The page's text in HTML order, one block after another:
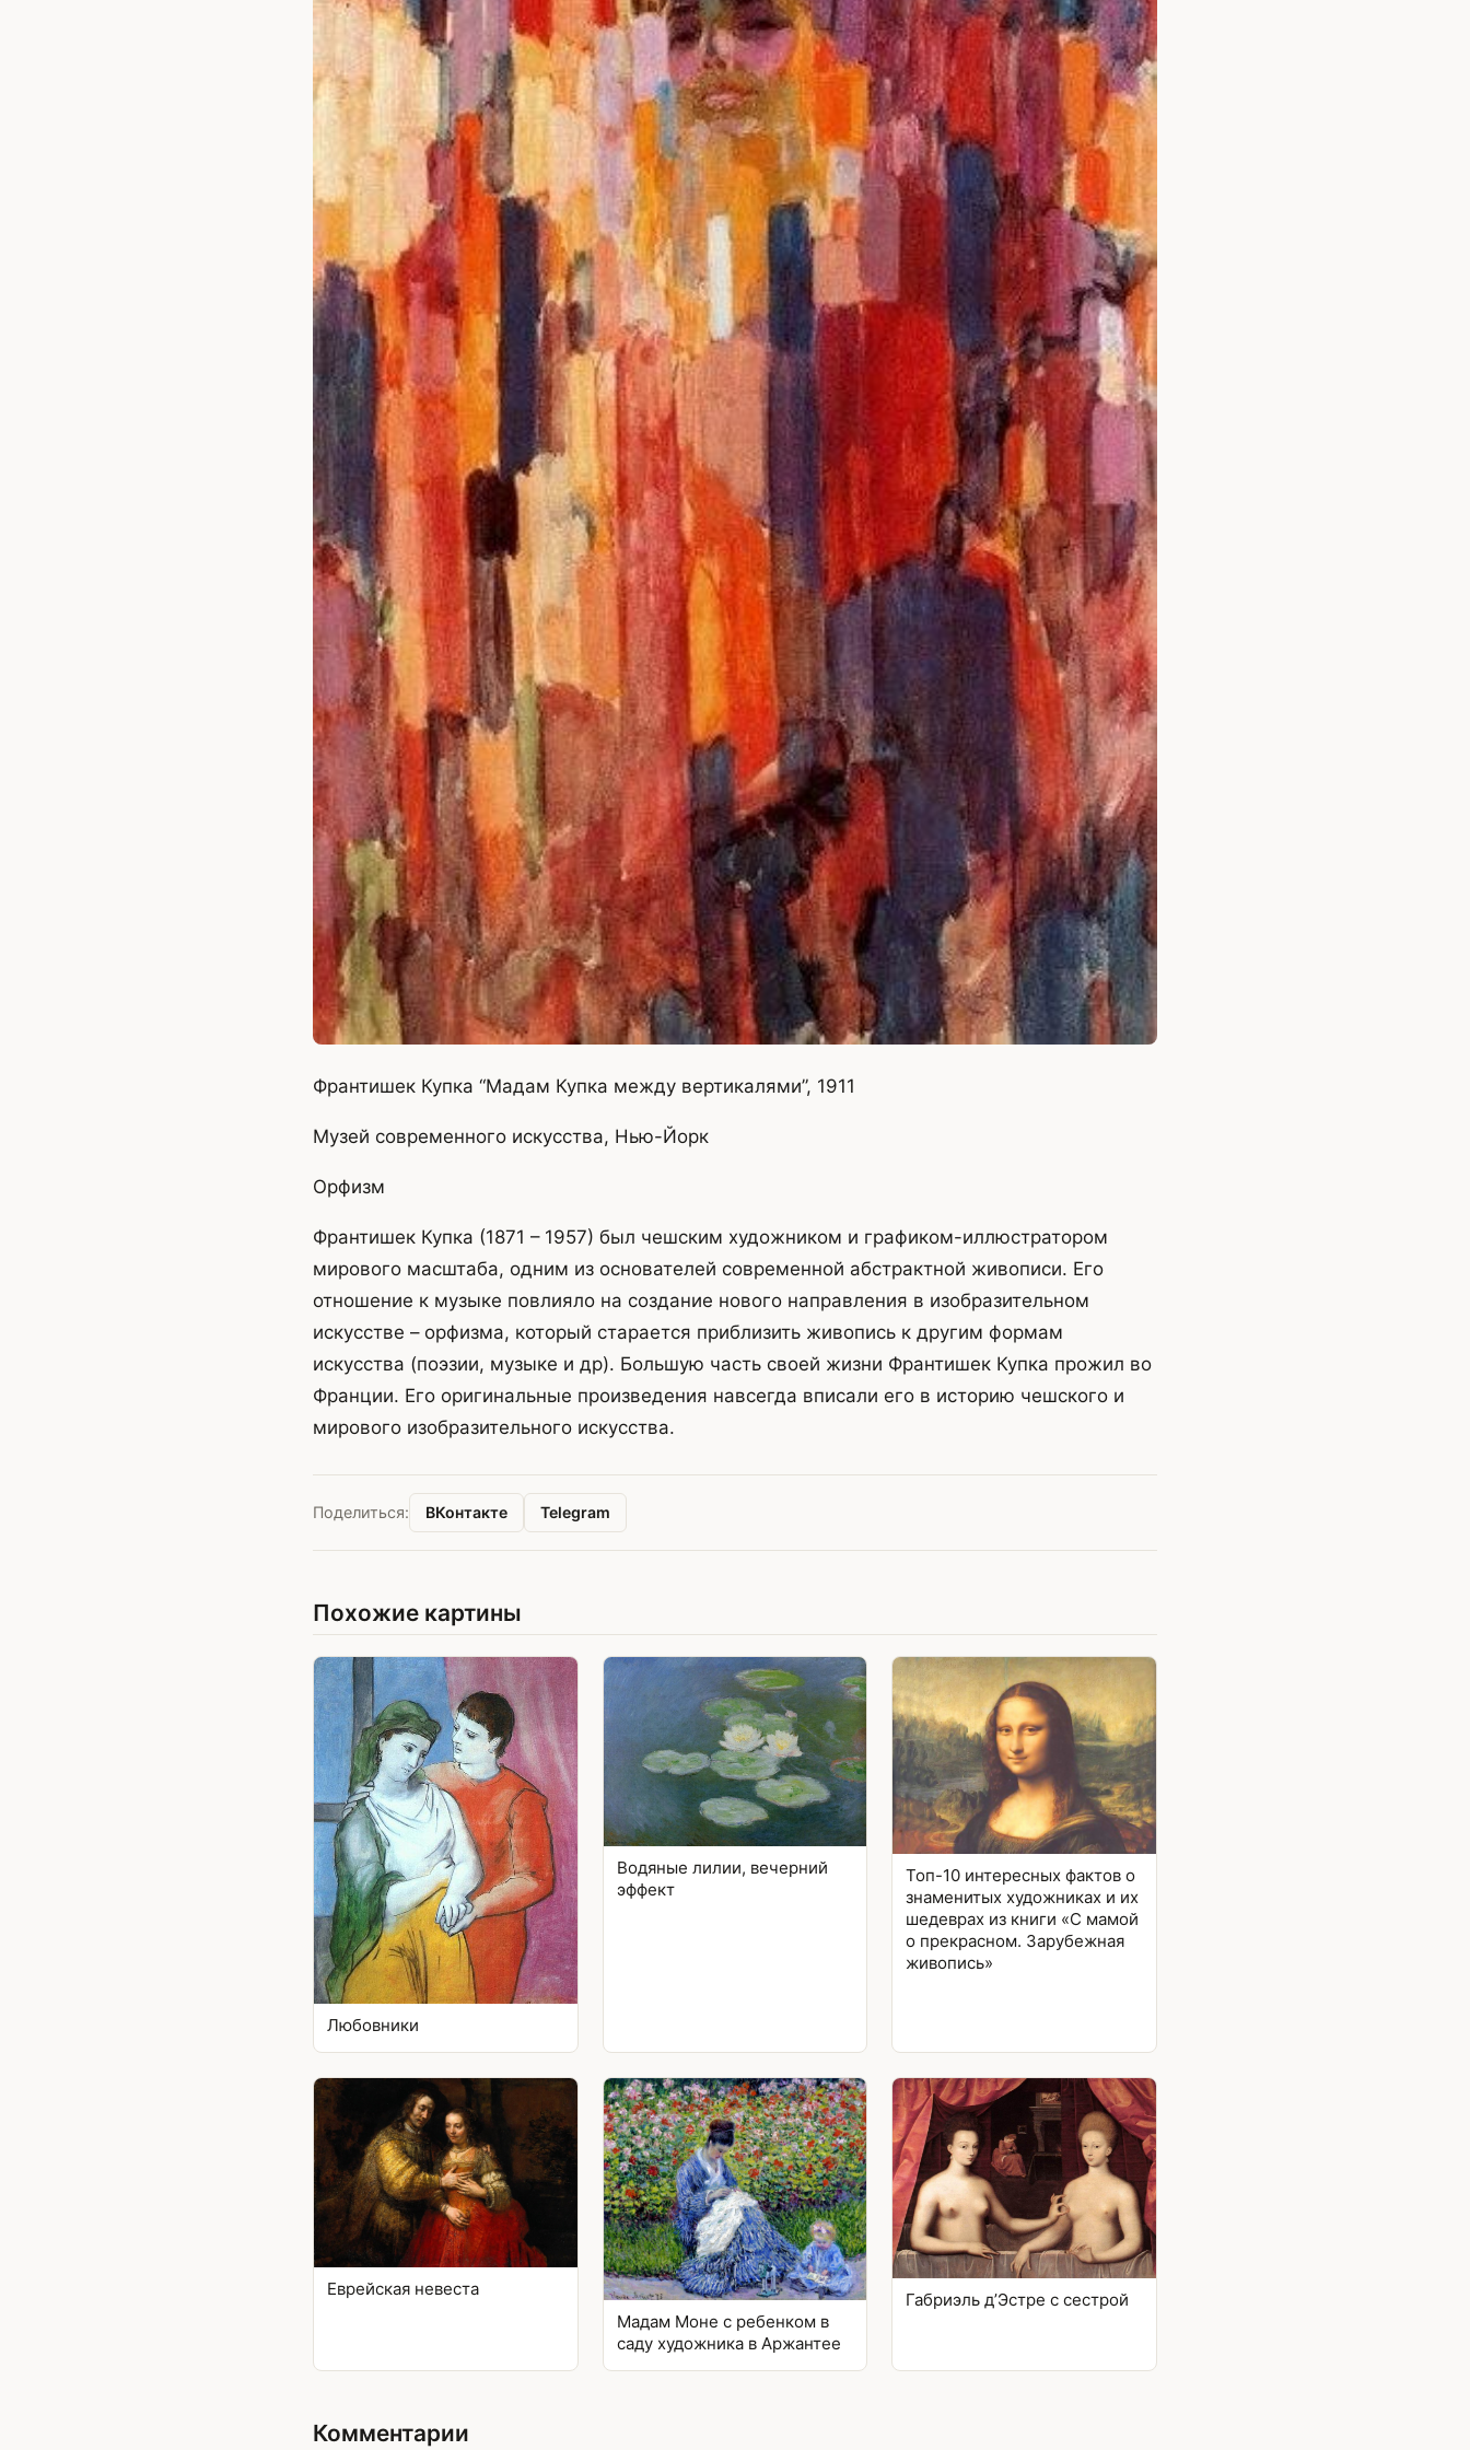
Франтишек Купка “Мадам Купка между вертикалями”, 1911
Музей современного искусства, Нью-Йорк
Орфизм
Франтишек Купка (1871 – 1957) был чешским художником и графиком-иллюстратором
мирового масштаба, одним из основателей современной абстрактной живописи. Его
отношение к музыке повлияло на создание нового направления в изобразительном
искусстве – орфизма, который старается приблизить живопись к другим формам
искусства (поэзии, музыке и др). Большую часть своей жизни Франтишек Купка прожил во
Франции. Его оригинальные произведения навсегда вписали его в историю чешского и
мирового изобразительного искусства.
Поделиться: ВКонтакте Telegram
Похожие картины
Любовники
Водяные лилии, вечерний
эффект
Топ-10 интересных фактов о
знаменитых художниках и их
шедеврах из книги «С мамой
о прекрасном. Зарубежная
живопись»
Еврейская невеста
Мадам Моне с ребенком в
саду художника в Аржантее
Габриэль д’Эстре с сестрой
Комментарии